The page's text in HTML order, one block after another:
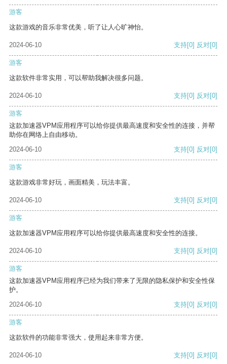
游客
这款游戏的音乐非常优美，听了让人心旷神怡。
2024-06-10 支持[0] 反对[0]
游客
这款软件非常实用，可以帮助我解决很多问题。
2024-06-10 支持[0] 反对[0]
游客
这款加速器VPM应用程序可以给你提供最高速度和安全性的连接，并帮
助你在网络上自由移动。
2024-06-10
支持[0] 反对[0]
游客
这款游戏非常好玩，画面精美，玩法丰富。
2024-06-10 支持[0] 反对[0]
游客
这款加速器VPM应用程序可以给你提供最高速度和安全性的连接。
2024-06-10 支持[0] 反对[0]
游客
这款加速器VPM应用程序已经为我们带来了无限的隐私保护和安全性保
护。
2024-06-10
支持[0] 反对[0]
游客
这款软件的功能非常强大，使用起来非常方便。
2024-06-10 支持[0] 反对[0]